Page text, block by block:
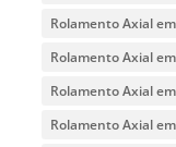
Rolamento Axial
Rolamento Axial
Rolamento Axial
Rolamento Axial